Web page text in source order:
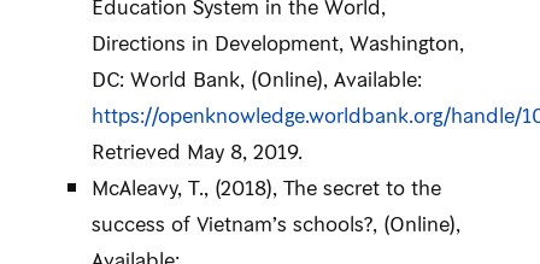
Education System in the World,
Directions in Development, Washington,
DC: World Bank, (Online), Available:
https://openknowledge.worldbank.org/handle/
Retrieved May 8, 2019.
McAleavy, T., (2018), The secret to the
success of Vietnam’s schools?, (Online),